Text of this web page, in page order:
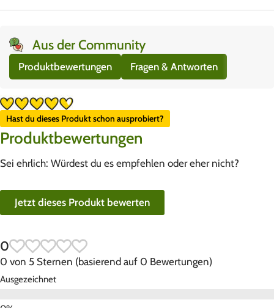
Aus der Community
Produktbewertungen Fragen & Antworten
Hast du dieses Produkt schon ausprobiert?
Produktbewertungen
Sei ehrlich: Würdest du es empfehlen oder eher nicht?
Jetzt dieses Produkt bewerten
0
0 von 5 Sternen (basierend auf 0 Bewertungen)
Ausgezeichnet